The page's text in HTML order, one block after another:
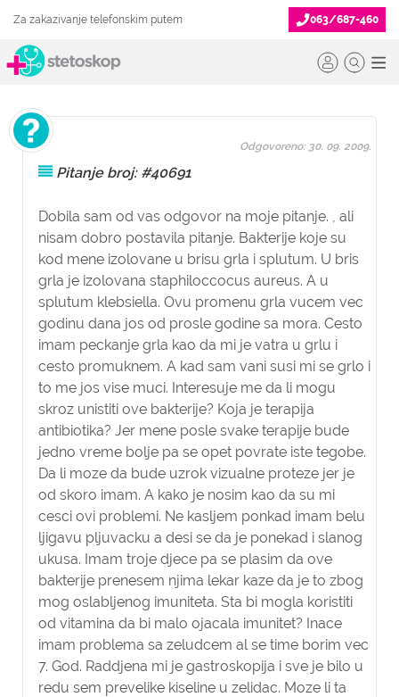
Za zakazivanje telefonskim putem 063/687-460
Pitanje broj: #40691
Dobila sam od vas odgovor na moje pitanje. , ali
nisam dobro postavila pitanje. Bakterije koje su
kod mene izolovane u brisu grla i splutum. U bris
grla je izolovana staphiloccocus aureus. A u
splutum klebsiella. Ovu promenu grla vucem vec
godinu dana jos od prosle godine sa mora. Cesto
imam peckanje grla kao da mi je vatra u grlu i
cesto promuknem. A kad sam vani susi mi se grlo i
to me jos vise muci. Interesuje me da li mogu
skroz unistiti ove bakterije? Koja je terapija
antibiotika? Jer mene posle svake terapije bude
jedno vreme bolje pa se opet povrate iste tegobe.
Da li moze da bude uzrok vizualne proteze jer je
od skoro imam. A kako je nosim kao da su mi
cesci ovi problemi. Ne kasljem ponkad imam belu
ljigavu pljuvacku a desi se da je ponekad i slanog
ukusa. Imam troje djece pa se plasim da ove
bakterije prenesem njima lekar kaze da je to zbog
mog oslabljenog imuniteta. Sta bi mogla koristiti
od vitamina da bi malo ojacala imunitet? Inace
imam problema sa zeludcem al se time borim vec
7. God. Raddjena mi je gastroskopija i sve je bilo u
redu sem prevelike kiseline u zelidac. Moze li ta
Odgovoreno: 30. 09. 2009.